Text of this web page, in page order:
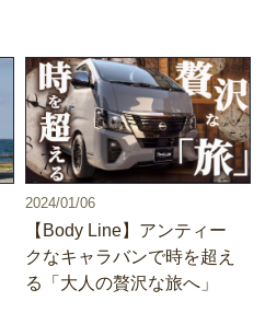
2024/01/06
【Body Line】アンティー
クなキャラバンで時を超え
る「大人の贅沢な旅へ」